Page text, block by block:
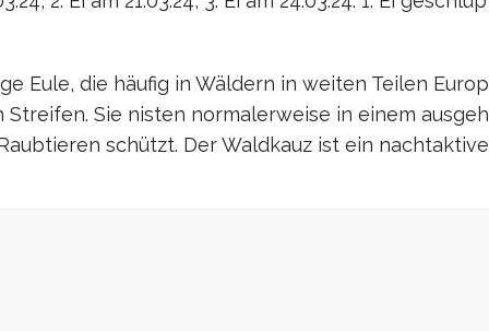
Eule, die häufig in Wäldern in weiten Teilen
Sie nisten normalerweise in einem
schützt. Der Waldkauz ist ein